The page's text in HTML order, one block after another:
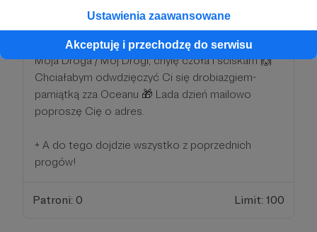
Ustawienia zaawansowane
Akceptuję i przechodzę do serwisu
100 zł miesięcznie
Moja Droga / Mój Drogi, chylę czoła i ściskam 🙌
Chciałabym odwdzięczyć Ci się drobiazgiem-
pamiątką zza Oceanu 🎁 Lada dzień mailowo
poproszę Cię o adres.
+ A do tego dojdzie wszystko z poprzednich
progów!
Patroni: 0 Limit: 100